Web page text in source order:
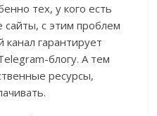
тех, у кого есть
с этим проблем
канал гарантирует
блогу. А тем
ресурсы,